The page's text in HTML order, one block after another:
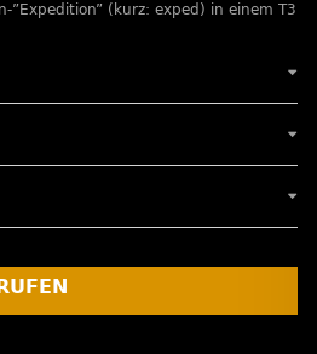
”Expedition” (kurz: exped) in einem T3